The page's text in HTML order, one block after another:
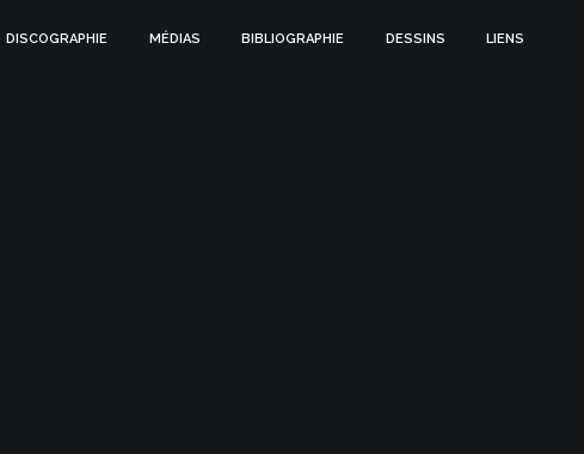
DISCOGRAPHIE MÉDIAS BIBLIOGRAPHIE DESSINS LIENS